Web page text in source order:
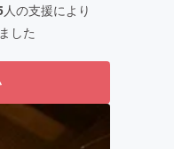
人の支援により
した